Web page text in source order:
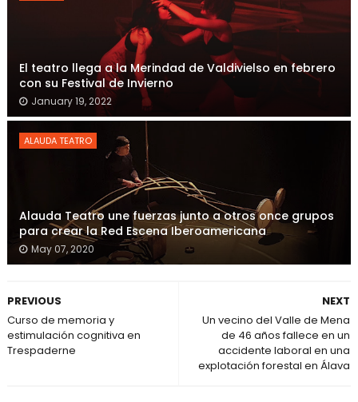
El teatro llega a la Merindad de Valdivielso en febrero
con su Festival de Invierno
January 19, 2022
ALAUDA TEATRO
Alauda Teatro une fuerzas junto a otros once grupos
para crear la Red Escena Iberoamericana
May 07, 2020
NEXT
Un vecino del Valle de Mena
de 46 años fallece en un
accidente laboral en una
explotación forestal en Álava
PREVIOUS
Curso de memoria y
estimulación cognitiva en
Trespaderne